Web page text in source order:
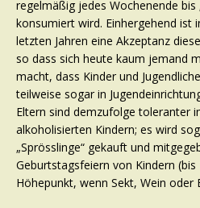
regelmäßig jedes Wochenende bis
konsumiert wird. Einhergehend ist
letzten Jahren eine Akzeptanz
so dass sich heute kaum jemand
macht, dass Kinder und
teilweise sogar in
Eltern sind demzufolge toleranter
alkoholisierten Kindern; es wird
„Sprösslinge“ gekauft und
Geburtstagsfeiern von Kindern (bis
Höhepunkt, wenn Sekt, Wein oder